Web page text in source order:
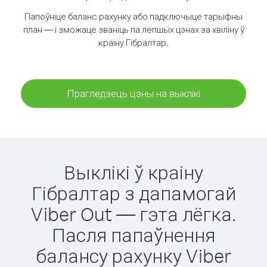
Папоўніце баланс рахунку або падключыце тарыфны
план — і зможаце званіць па лепшых цэнах за хвіліну ў
краіну Гібралтар.
Прагледзець цэны на выклікі
Выклікі ў краіну
Гібралтар з дапамогай
Viber Out — гэта лёгка.
Пасля папаўнення
балансу рахунку Viber